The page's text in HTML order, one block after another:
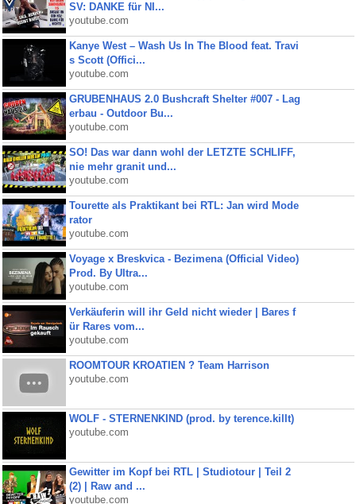
SV: DANKE für NI...
youtube.com
Kanye West – Wash Us In The Blood feat. Travi
s Scott (Offici...
youtube.com
GRUBENHAUS 2.0 Bushcraft Shelter #007 - Lag
erbau - Outdoor Bu...
youtube.com
SO! Das war dann wohl der LETZTE SCHLIFF,
nie mehr granit und...
youtube.com
Tourette als Praktikant bei RTL: Jan wird Mode
rator
youtube.com
Voyage x Breskvica - Bezimena (Official Video)
Prod. By Ultra...
youtube.com
Verkäuferin will ihr Geld nicht wieder | Bares f
ür Rares vom...
youtube.com
ROOMTOUR KROATIEN ? Team Harrison
youtube.com
WOLF - STERNENKIND (prod. by terence.killt)
youtube.com
Gewitter im Kopf bei RTL | Studiotour | Teil 2
(2) | Raw and ...
youtube.com